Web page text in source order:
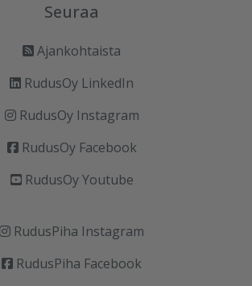
Seuraa
Ajankohtaista
RudusOy LinkedIn
RudusOy Instagram
RudusOy Facebook
RudusOy Youtube
RudusPiha Instagram
RudusPiha Facebook